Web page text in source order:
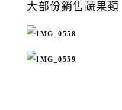
大部份銷售蔬果類